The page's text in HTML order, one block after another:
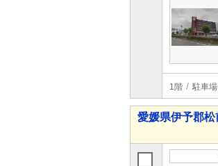
1階 駐車
愛媛県伊予郡